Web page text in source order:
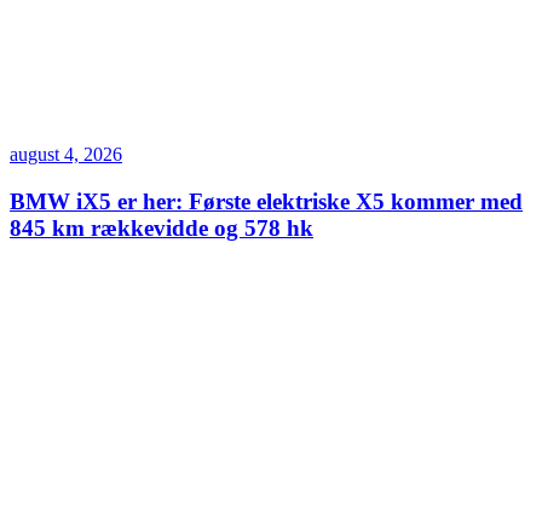
august 4, 2026
BMW iX5 er her: Første elektriske X5 kommer med
845 km rækkevidde og 578 hk